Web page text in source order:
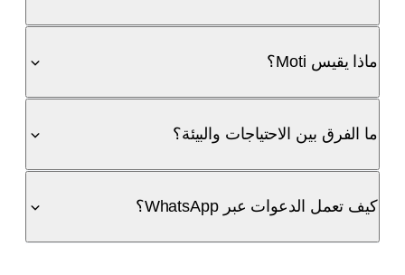
ماذا يقيس Moti؟
ما الفرق بين الاحتياجات والبيئة؟
كيف تعمل الدعوات عبر WhatsApp؟